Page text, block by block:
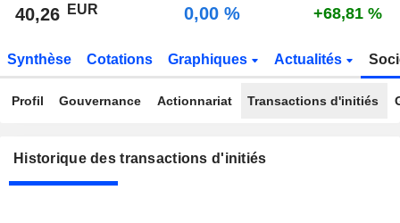
40,26 EUR 0,00 % +68,81 %
Synthèse Cotations Graphiques Actualités
Profil Gouvernance Actionnariat Transactions d'initiés
Historique des transactions d'initiés